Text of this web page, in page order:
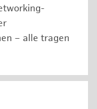
– alle tragen